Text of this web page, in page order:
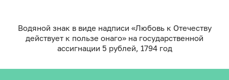
Водяной знак в виде надписи «Любовь к Отечеству
действует к пользе онаго» на государственной
ассигнации 5 рублей, 1794 год